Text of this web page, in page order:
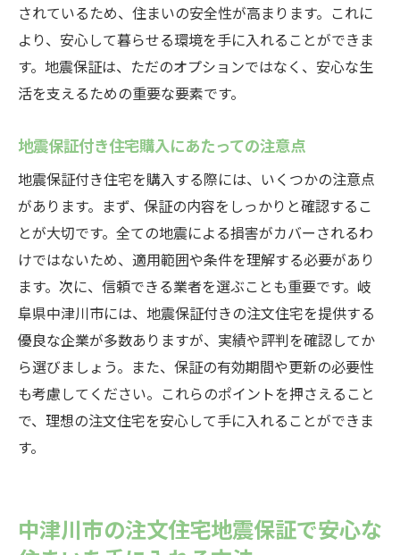
されているため、住まいの安全性が高まります。これに
より、安心して暮らせる環境を手に入れることができま
す。地震保証は、ただのオプションではなく、安心な生
活を支えるための重要な要素です。
地震保証付き住宅購入にあたっての注意点
地震保証付き住宅を購入する際には、いくつかの注意点
があります。まず、保証の内容をしっかりと確認するこ
とが大切です。全ての地震による損害がカバーされるわ
けではないため、適用範囲や条件を理解する必要があり
ます。次に、信頼できる業者を選ぶことも重要です。岐
阜県中津川市には、地震保証付きの注文住宅を提供する
優良な企業が多数ありますが、実績や評判を確認してか
ら選びましょう。また、保証の有効期間や更新の必要性
も考慮してください。これらのポイントを押さえること
で、理想の注文住宅を安心して手に入れることができま
す。
中津川市の注文住宅地震保証で安心な